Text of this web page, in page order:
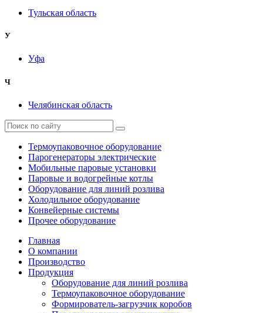
Тульская область
У
Уфа
Ч
Челябинская область
Термоупаковочное оборудование
Парогенераторы электрические
Мобильные паровые установки
Паровые и водогрейные котлы
Оборудование для линий розлива
Холодильное оборудование
Конвейерные системы
Прочее оборудование
Главная
О компании
Производство
Продукция
Оборудование для линий розлива
Термоупаковочное оборудование
Формирователь-загрузчик коробов